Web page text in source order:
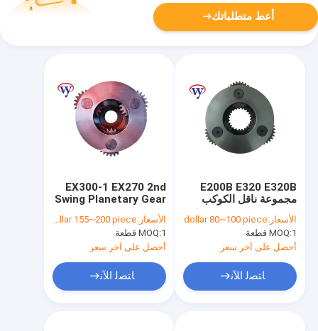
أعط متطلباتك
EX300-1 EX270 2nd
Swing Planetary Gear
غيار حفارة هيتاشي
الأسعار:dollar 155~200 piece
MOQ:1 قطعة
أحصل على آخر سعر
ﺎﺘﺼﻟ ﺍﻶﻧ
E200B E320 E320B
مجموعة ناقل الكوكب
M2X120B-CHB-11A-
05
الأسعار:dollar 80~100 piece
MOQ:1 قطعة
أحصل على آخر سعر
ﺎﺘﺼﻟ ﺍﻶﻧ